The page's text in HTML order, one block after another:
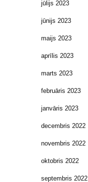
jūlijs 2023
jūnijs 2023
maijs 2023
aprīlis 2023
marts 2023
februāris 2023
janvāris 2023
decembris 2022
novembris 2022
oktobris 2022
septembris 2022